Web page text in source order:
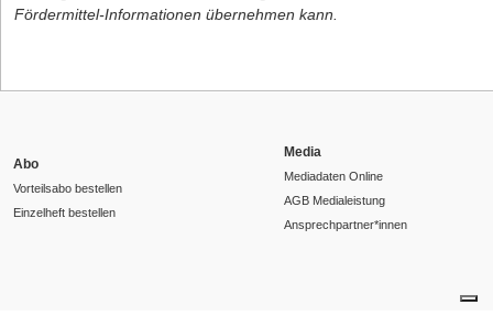
Fördermittel-Informationen übernehmen kann.
Abo
Vorteilsabo bestellen
Einzelheft bestellen
Media
Mediadaten Online
AGB Medialeistung
Ansprechpartner*innen